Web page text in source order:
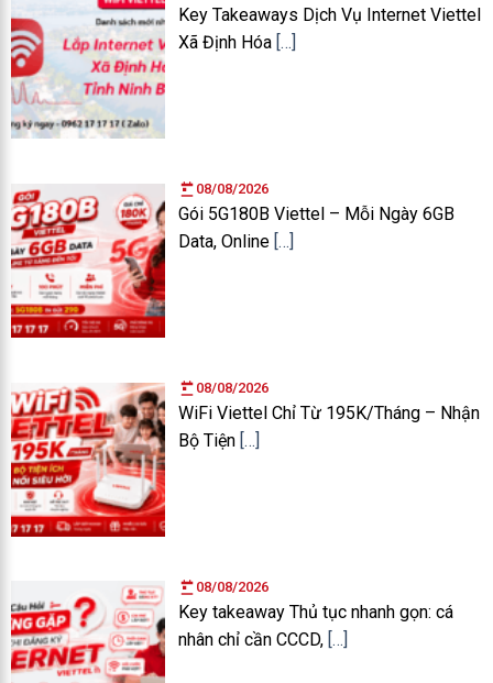
Key Takeaways Dịch Vụ Internet Viettel
Xã Định Hóa […]
08/08/2026
Gói 5G180B Viettel – Mỗi Ngày 6GB
Data, Online […]
08/08/2026
WiFi Viettel Chỉ Từ 195K/Tháng – Nhận
Bộ Tiện […]
08/08/2026
Key takeaway Thủ tục nhanh gọn: cá
nhân chỉ cần CCCD, […]